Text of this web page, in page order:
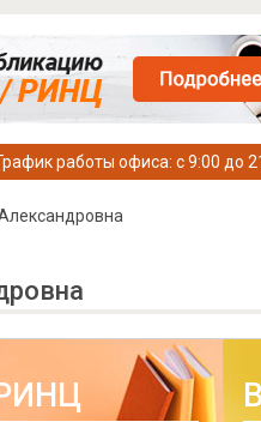
работы офиса: с 9:00 до